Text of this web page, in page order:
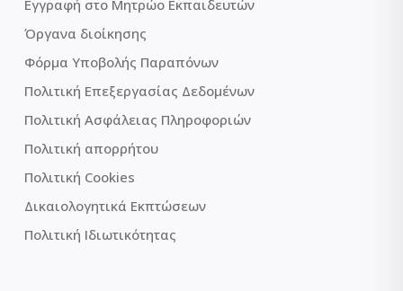
Εγγραφή στο Μητρώο Εκπαιδευτών
Όργανα διοίκησης
Φόρμα Υποβολής Παραπόνων
Πολιτική Επεξεργασίας Δεδομένων
Πολιτική Ασφάλειας Πληροφοριών
Πολιτική απορρήτου
Πολιτική Cookies
Δικαιολογητικά Εκπτώσεων
Πολιτική Ιδιωτικότητας